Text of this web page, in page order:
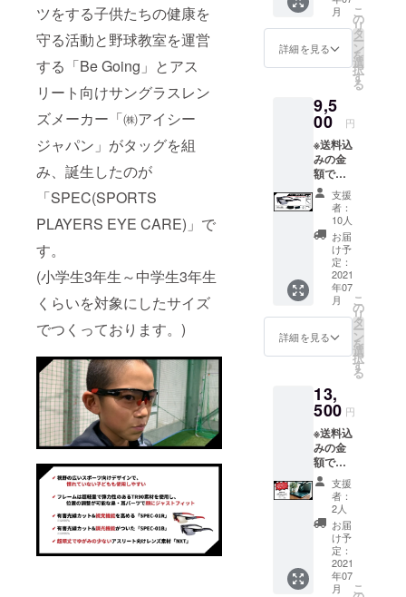
ツをする子供たちの健康を
守る活動と野球教室を運営
する「Be Going」とアス
リート向けサングラスレン
ズメーカー「㈱アイシー
ジャパン」がタッグを組
み、誕生したのが
「SPEC(SPORTS
PLAYERS EYE CARE)」で
す。
(小学生3年生～中学生3年生
くらいを対象にしたサイズ
でつくっております。)
主にスポー
ツをされる
方へ度付き
レンズ・度
含めて累計
５万人以上
へ提供して
います。
今回のプロ
ジェクトの
共同発案者
プロフィー
ル
小野博道
日大藤沢高
校卒（第77
日本大学法
学部卒
柔道整復師
合同会社
BeGoing 代
NPO法人B・
Basis 理事長
「野球を愛
ンズ装
着済み)
・グラ
スケー
イヤー
フック
月
詳細を見る
こ
の
リ
タ
ー
ン
を
選
択
す
る
9,5
00 円
※送料込
みの金
額で
す。
【セッ
ト内
容】 ・
「SPEC
-01B」
本体(調
光レン
ズ装着
済み) ・
グラス
ケース
ヤー
フック
支援
者：
10人
お届
け予
定：
2021
年07
月
詳細を見る
こ
の
リ
タ
ー
ン
を
選
択
す
る
13,
500 円
※送料込
みの金
額で
す。
【セッ
ト内
容】 ・
加藤特
別オン
ライン
コーチ
ング ・
支援
者：
2人
お届
け予
定：
2021
年07
月
こ